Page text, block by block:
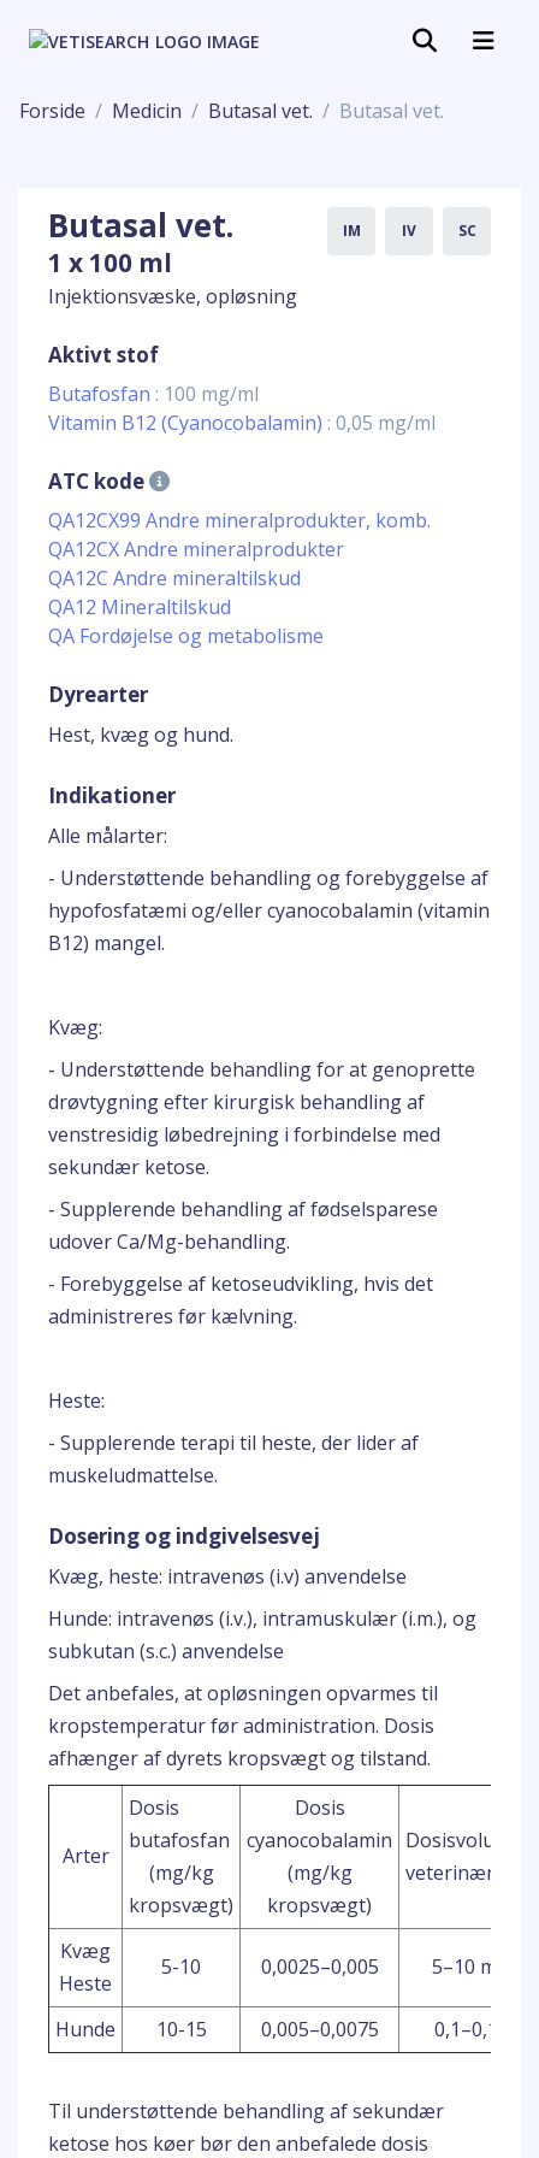
Forside Medicin Butasal vet. Butasal vet.
Butasal vet.
1 x 100 ml
Injektionsvæske, opløsning
IM IV SC
Aktivt stof
Butafosfan : 100 mg/ml
Vitamin B12 (Cyanocobalamin) : 0,05 mg/ml
ATC kode
QA12CX99 Andre mineralprodukter, komb.
QA12CX Andre mineralprodukter
QA12C Andre mineraltilskud
QA12 Mineraltilskud
QA Fordøjelse og metabolisme
Dyrearter
Hest, kvæg og hund.
Indikationer
Alle målarter:
- Understøttende behandling og forebyggelse af
hypofosfatæmi og/eller cyanocobalamin (vitamin
B12) mangel.
Kvæg:
- Understøttende behandling for at genoprette
drøvtygning efter kirurgisk behandling af
venstresidig løbedrejning i forbindelse med
sekundær ketose.
- Supplerende behandling af fødselsparese
udover Ca/Mg-behandling.
- Forebyggelse af ketoseudvikling, hvis det
administreres før kælvning.
Heste:
- Supplerende terapi til heste, der lider af
muskeludmattelse.
Dosering og indgivelsesvej
Kvæg, heste: intravenøs (i.v) anvendelse
Hunde: intravenøs (i.v.), intramuskulær (i.m.), og
subkutan (s.c.) anvendelse
Det anbefales, at opløsningen opvarmes til
kropstemperatur før administration. Dosis
afhænger af dyrets kropsvægt og tilstand.
Arter
Dosis
butafosfan
(mg/kg
kropsvægt)
Dosis
cyanocobalamin
(mg/kg
kropsvægt)
Kvæg
Heste
5-10 0,0025–0,005 5–10 ml/
Hunde 10-15 0,005–0,0075 0,1–0,15
Til understøttende behandling af sekundær
ketose hos køer bør den anbefalede dosis